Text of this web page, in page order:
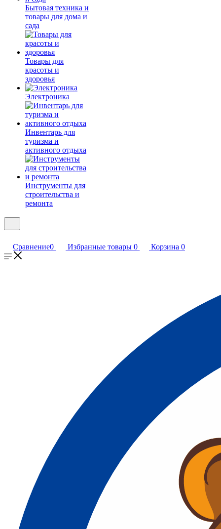
Бытовая техника и
товары для дома и
сада
Товары для
красоты и
здоровья
Электроника
Инвентарь для
туризма и
активного отдыха
Инструменты для
строительства и
ремонта
Сравнение0 Избранные товары 0 Корзина 0